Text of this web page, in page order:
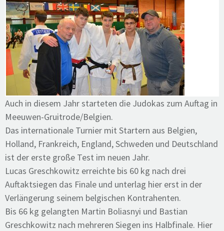
Auch in diesem Jahr starteten die Judokas zum Auftag in
Meeuwen-Gruitrode/Belgien.
Das internationale Turnier mit Startern aus Belgien,
Holland, Frankreich, England, Schweden und Deutschland
ist der erste große Test im neuen Jahr.
Lucas Greschkowitz erreichte bis 60 kg nach drei
Auftaktsiegen das Finale und unterlag hier erst in der
Verlängerung seinem belgischen Kontrahenten.
Bis 66 kg gelangten Martin Boliasnyi und Bastian
Greschkowitz nach mehreren Siegen ins Halbfinale. Hier